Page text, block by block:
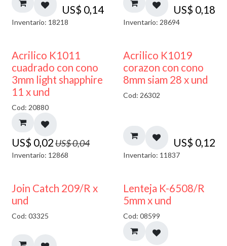
US$ 0,14
Inventario: 18218
US$ 0,18
Inventario: 28694
50% DESCUENTO
Acrilico K1011
cuadrado con cono
3mm light shapphire
11 x und
Cod: 20880
US$ 0,02US$0,04
Inventario: 12868
Acrilico K1019
corazon con cono
8mm siam 28 x und
Cod: 26302
US$ 0,12
Inventario: 11837
Join Catch 209/R x
und
Cod: 03325 50% DESCUENTO
Lenteja K-6508/R
5mm x und
Cod: 08599